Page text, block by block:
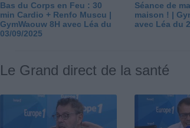
Bas du Corps en Feu : 30
min Cardio + Renfo Muscu |
GymWaouw 8H avec Léa du
03/09/2025
Séance de
maison ! |
avec Léa du
Le Grand direct de la santé